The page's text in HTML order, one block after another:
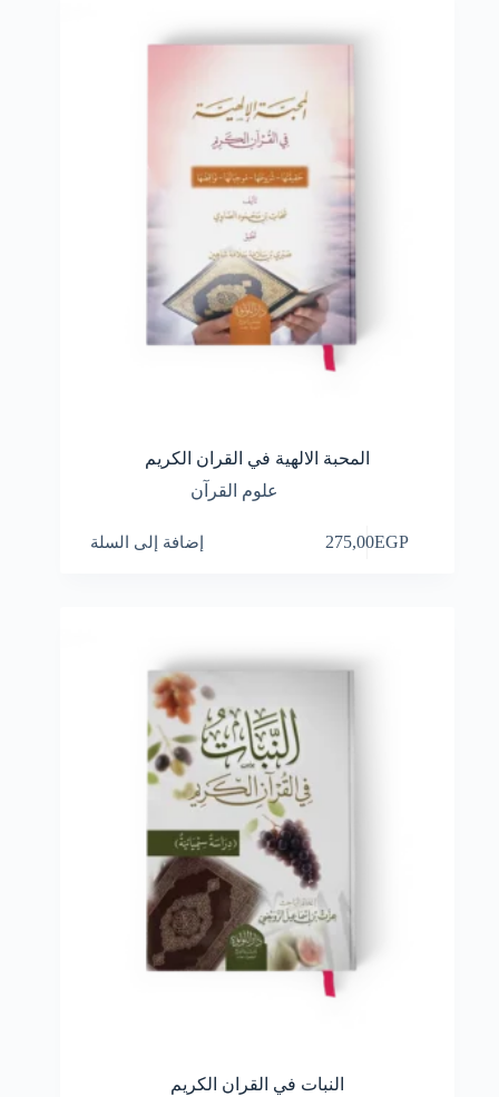
المحبة الالهية في القران الكريم
علوم القرآن
275,00EGP إضافة إلى السلة
النبات في القران الكريم